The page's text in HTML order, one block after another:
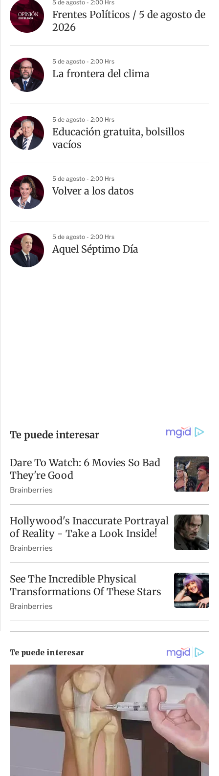
5 de agosto - 2:00 Hrs
Frentes Políticos / 5 de agosto de
2026
5 de agosto - 2:00 Hrs
La frontera del clima
5 de agosto - 2:00 Hrs
Educación gratuita, bolsillos
vacíos
5 de agosto - 2:00 Hrs
Volver a los datos
5 de agosto - 2:00 Hrs
Aquel Séptimo Día